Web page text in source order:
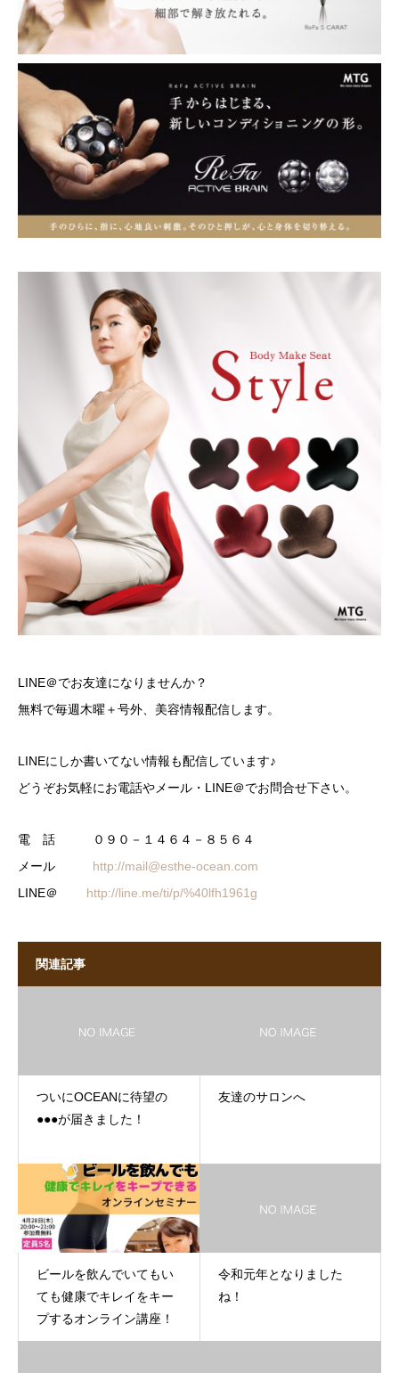
LINE＠でお友達になりませんか？
無料で毎週木曜＋号外、美容情報配信します。
LINEにしか書いてない情報も配信しています♪
どうぞお気軽にお電話やメール・LINE＠でお問合せ下さい。
電 話 ０９０－１４６４－８５６４
メール http://mail@esthe-ocean.com
LINE＠ http://line.me/ti/p/%40lfh1961g
関連記事
ついにOCEANに待望の
●●●が届きました！
友達のサロンへ
ビールを飲んでいてもい
ても健康でキレイをキー
プするオンライン講座！
令和元年となりました
ね！